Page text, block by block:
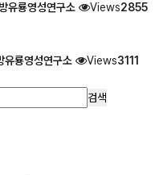
방유룡영성연구소 Views2855
유룡영성연구소 Views3111
검색